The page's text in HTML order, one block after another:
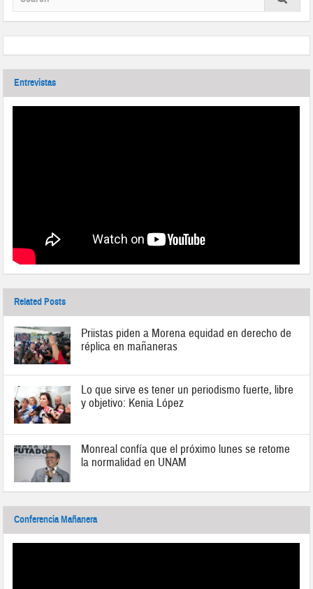
Entrevistas
Related Posts
Priistas piden a Morena equidad en derecho de
réplica en mañaneras
Lo que sirve es tener un periodismo fuerte, libre
y objetivo: Kenia López
Monreal confía que el próximo lunes se retome
la normalidad en UNAM
Conferencia Mañanera